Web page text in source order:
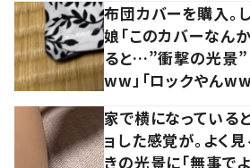
布団カバーを購入
娘「このカバーなん
ると…”衝撃の光景”
ww」「ロックやん
家で横になっている
ョした感覚が。よく見
きの光景に「無事でよ